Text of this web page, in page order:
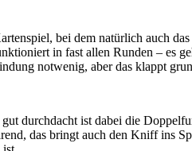
bei dem natürlich auch
in fast allen Runden – es
notwenig, aber das klappt
durchdacht ist dabei die
das bringt auch den Kniff ins